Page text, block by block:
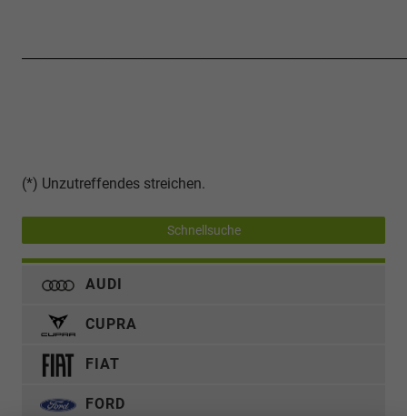
(*) Unzutreffendes streichen.
Schnellsuche
AUDI
CUPRA
FIAT
FORD